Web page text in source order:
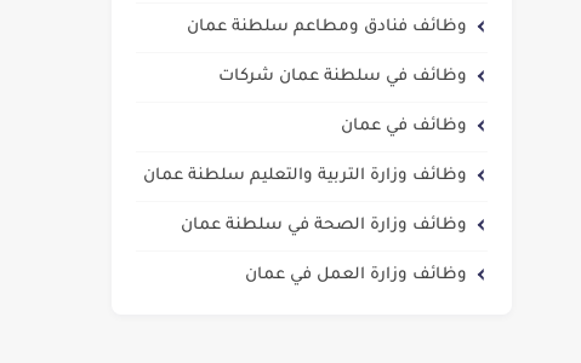
وظائف فنادق ومطاعم سلطنة عمان
وظائف في سلطنة عمان شركات
وظائف في عمان
وظائف وزارة التربية والتعليم سلطنة عمان
وظائف وزارة الصحة في سلطنة عمان
وظائف وزارة العمل في عمان